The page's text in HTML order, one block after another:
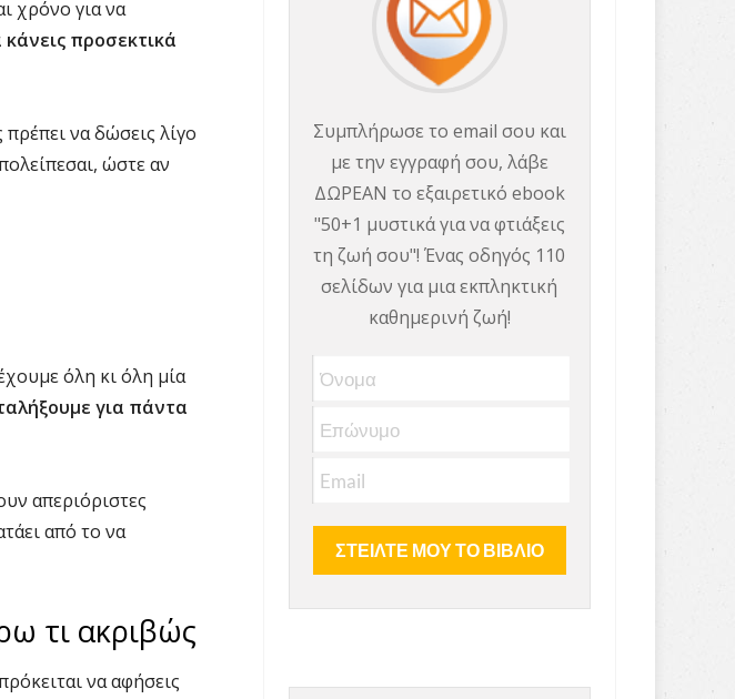
χρόνο για να
προσεκτικά
να δώσεις λίγο
ώστε αν
όλη κι όλη μία
για πάντα
απεριόριστες
από το να
τι ακριβώς
να αφήσεις
Συμπλήρωσε το email σου και
με την εγγραφή σου, λάβε
ΔΩΡΕΑΝ το εξαιρετικό ebook
"50+1 μυστικά για να φτιάξεις
τη ζωή σου"! Ένας οδηγός 110
σελίδων για μια εκπληκτική
καθημερινή ζωή!